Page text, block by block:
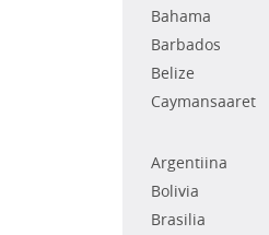
Bahama
Barbados
Belize
Caymansaaret
Argentiina
Bolivia
Brasilia